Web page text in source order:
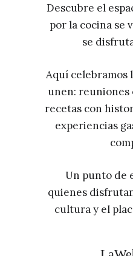
Descubre el
por la cocina se
se
Aquí celebramos
unen: reuniones
recetas con
experiencias
Un punto de
quienes
cultura y el